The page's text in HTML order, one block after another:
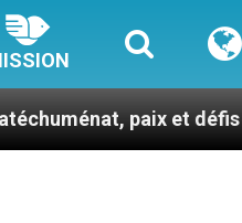
et défis migratoires